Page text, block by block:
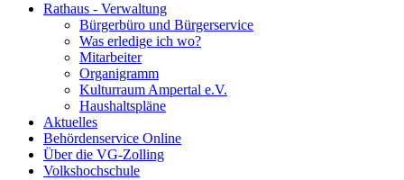
Rathaus - Verwaltung
Bürgerbüro und Bürgerservice
Was erledige ich wo?
Mitarbeiter
Organigramm
Kulturraum Ampertal e.V.
Haushaltspläne
Aktuelles
Behördenservice Online
Über die VG-Zolling
Volkshochschule